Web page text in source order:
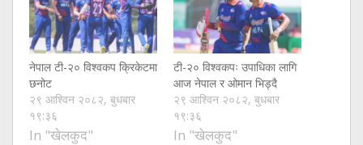
नेपाल टी-२० विश्वकप क्रिकेटमा
छनोट
२९ आश्विन २०८२, बुधबार
१९:३६
In "खेलकुद"
टी-२० विश्वकपः उपाधिका लागि
आज नेपाल र ओमान भिड्दै
२९ आश्विन २०८२, बुधबार
१९:३६
In "खेलकुद"